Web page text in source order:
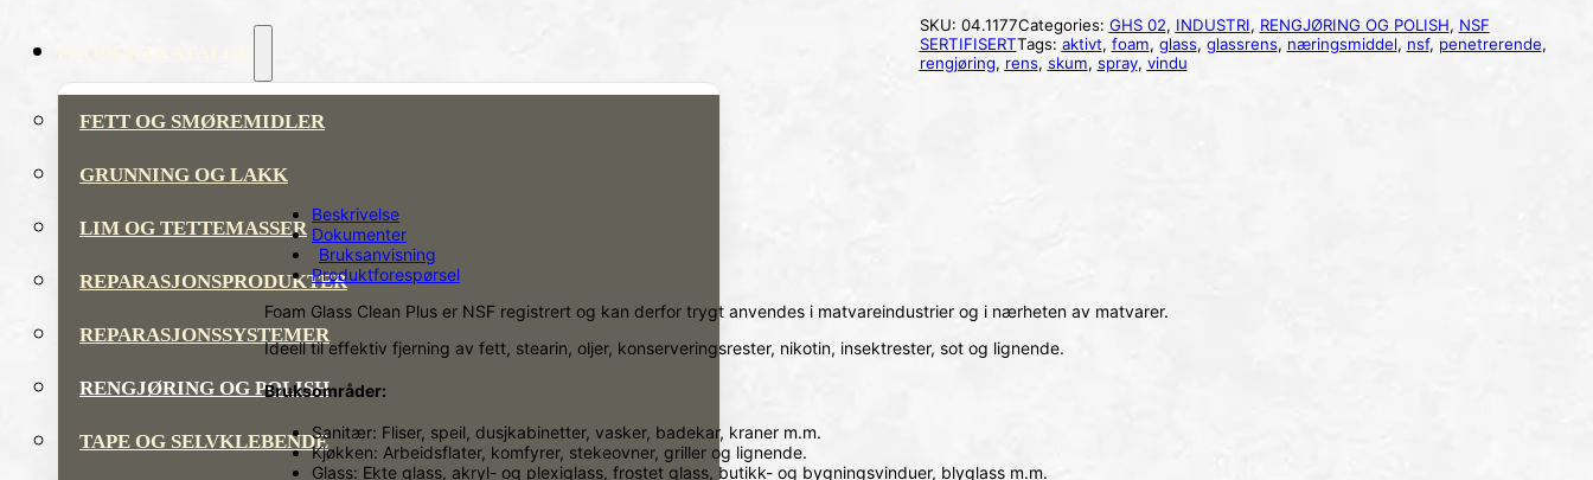
FETT OG SMØREMIDLER
GRUNNING OG LAKK
LIM OG TETTEMASSER
REPARASJONSPRODUKTER
REPARASJONSSYSTEMER
RENGJØRING OG POLISH
TAPE OG SELVKLEBENDE
SKU: 04.1177Categories: GHS 02, INDUSTRI, RENGJØRING OG POLISH, NSF
SERTIFISERTTags: aktivt, foam, glass, glassrens, næringsmiddel, nsf, penetrerende,
rengjøring, rens, skum, spray, vindu
Beskrivelse
Dokumenter
Bruksanvisning
Produktforespørsel
Foam Glass Clean Plus er NSF registrert og kan derfor trygt anvendes i matvareindustrier og i nærheten av matvarer.
Ideell til effektiv fjerning av fett, stearin, oljer, konserveringsrester, nikotin, insektrester, sot og lignende.
Bruksområder:
Sanitær: Fliser, speil, dusjkabinetter, vasker, badekar, kraner m.m.
Kjøkken: Arbeidsflater, komfyrer, stekeovner, griller og lignende.
Glass: Ekte glass, akryl- og plexiglass, frostet glass, butikk- og bygningsvinduer, blyglass m.m.